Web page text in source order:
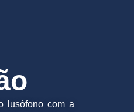
lusófono com a